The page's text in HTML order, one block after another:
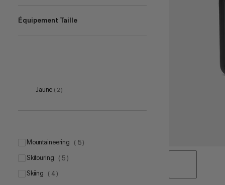
Équipement Taille
Jaune ( 2 )
mountaineering ( 5)
skitouring ( 5 )
skiing ( 4 )